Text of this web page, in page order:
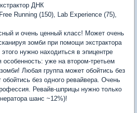
ДНК
Running (150), Lab Experience (75),
и очень ценный класс! Может очень
зомби при помощи экстрактора
нужно находиться в эпицентре
особенность: уже на втором-третьем
Любая группа может обойтись без
без одного ревайвера. Очень
Ревайв-шприцы нужно только
шанс ~12%)!